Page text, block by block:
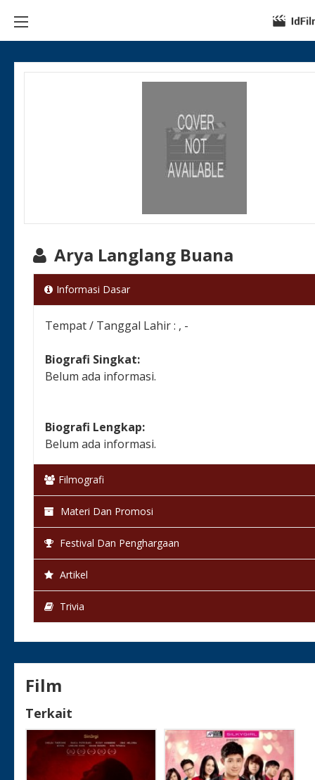
Arya Langlang Buana
Informasi Dasar
Tempat / Tanggal Lahir : , -
Biografi Singkat:
Belum ada informasi.
Biografi Lengkap:
Belum ada informasi.
Filmografi
Materi Dan Promosi
Festival Dan Penghargaan
Artikel
Trivia
Film
Terkait